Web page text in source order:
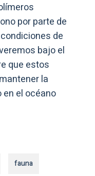
por parte de
de
bajo el
que estos
la
el océano
fauna